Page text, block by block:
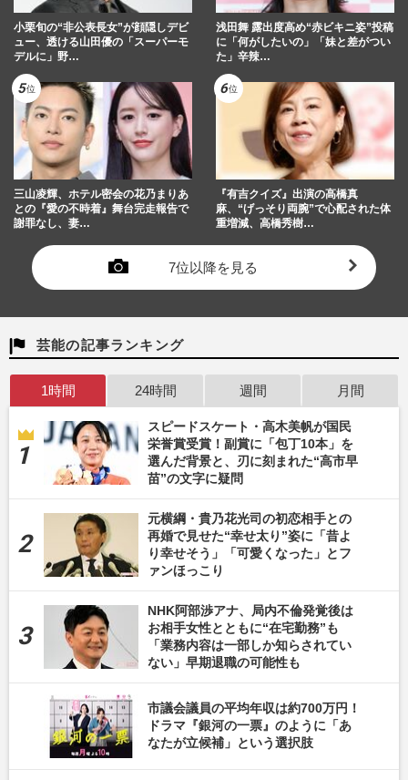
小栗旬の“非公表長女”が顔隠しデビ
ュー、透ける山田優の「スーパーモ
デルに」野…
浅田舞 露出度高め“赤ビキニ姿”投稿
に「何がしたいの」「妹と差がつい
た」辛辣…
三山凌輝、ホテル密会の花乃まりあ
との『愛の不時着』舞台完走報告で
謝罪なし、妻…
『有吉クイズ』出演の高橋真
麻、“げっそり両腕”で心配された体
重増減、高橋秀樹…
7位以降を見る
芸能の記事ランキング
1時間 24時間 週間 月間
スピードスケート・高木美帆が国民
栄誉賞受賞！副賞に「包丁10本」を
選んだ背景と、刃に刻まれた“高市早
苗”の文字に疑問
元横綱・貴乃花光司の初恋相手との
再婚で見せた“幸せ太り”姿に「昔よ
り幸せそう」「可愛くなった」とフ
ァンほっこり
NHK阿部渉アナ、局内不倫発覚後は
お相手女性とともに“在宅勤務”も
「業務内容は一部しか知らされてい
ない」早期退職の可能性も
市議会議員の平均年収は約700万円！
ドラマ『銀河の一票』のように「あ
なたが立候補」という選択肢